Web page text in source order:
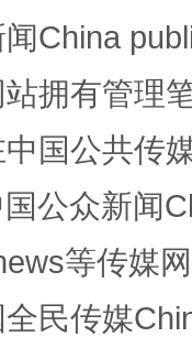
难、用工荒背后
闻China
拥有管理
中国公共传
公众新闻
等传媒
民传媒